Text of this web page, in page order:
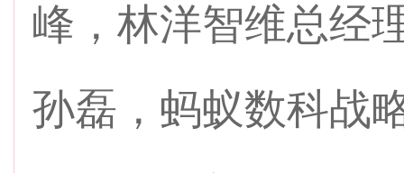
峰，林洋智维总经
孙磊，蚂蚁数科战